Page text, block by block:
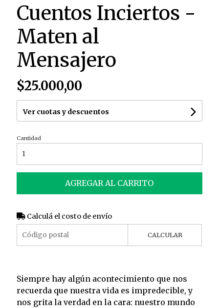
Cuentos Inciertos -
Maten al
Mensajero
$25.000,00
Ver cuotas y descuentos
Cantidad
AGREGAR AL CARRITO
Calculá el costo de envío
CALCULAR
Siempre hay algún acontecimiento que nos
recuerda que nuestra vida es impredecible, y
nos grita la verdad en la cara: nuestro mundo